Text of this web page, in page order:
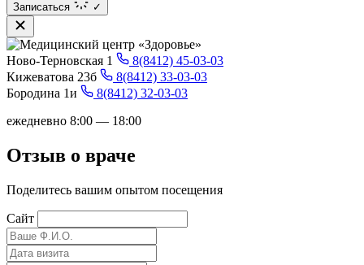
Записаться
✓
Ново-Терновская 1
8(8412) 45-03-03
Кижеватова 23б
8(8412) 33-03-03
Бородина 1и
8(8412) 32-03-03
ежедневно 8:00 — 18:00
Отзыв о враче
Поделитесь вашим опытом посещения
Сайт